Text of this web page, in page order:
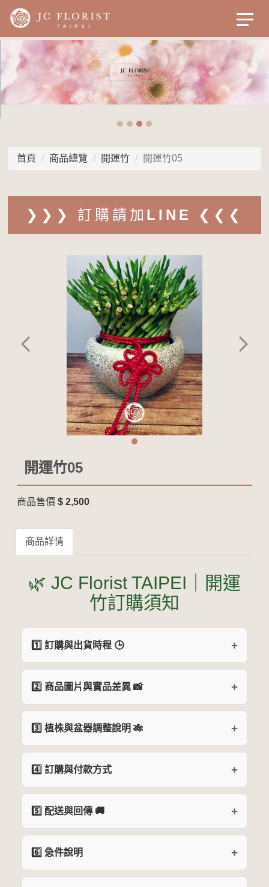
首頁 商品總覽 開運竹 開運竹05
❯❯❯ 訂購請加LINE ❮❮❮
開運竹05
商品售價 $ 2,500
商品詳情
🌿 JC Florist TAIPEI｜開運
竹訂購須知
1️⃣ 訂購與出貨時程 🕒
2️⃣ 商品圖片與實品差異 📸
3️⃣ 植株與盆器調整說明 🎋
4️⃣ 訂購與付款方式
5️⃣ 配送與回傳 🚚
6️⃣ 急件說明